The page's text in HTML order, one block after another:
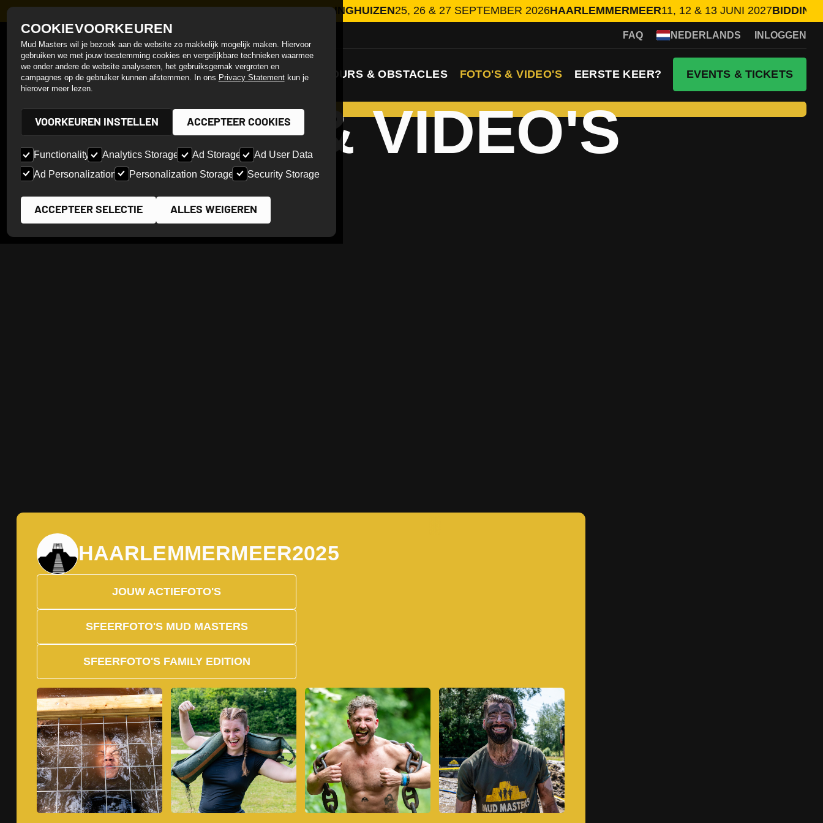
COOKIEVOORKEUREN
Mud Masters wil je bezoek aan de website zo makkelijk mogelijk maken. Hiervoor
gebruiken we met jouw toestemming cookies en vergelijkbare technieken waarmee
we onder andere de website analyseren, het gebruiksgemak vergroten en
campagnes op de gebruiker kunnen afstemmen. In ons Privacy Statementkun je
hierover meer lezen.
VOORKEUREN INSTELLEN ACCEPTEER COOKIES
Functionality Analytics Storage Ad Storage
Ad User Data
Ad Personalization
Personalization Storage Security Storage
ACCEPTEER SELECTIE ALLES WEIGEREN
NEXT: 202724, 25 & 26 SEPTEMBER 2027BIDDINGHUIZEN25, 26 & 27 SEPTEMBER 2026HAARLEMMERMEER11, 12 & 13 JUNI 2027BIDDINGHUIZEN
SINDS 2012 FAQ NEDERLANDS INLOGGEN
PARCOURS & OBSTACLES FOTO'S & VIDEO'S EERSTE KEER? EVENTS & TICKETS
FOTO'S & VIDEO'S
HAARLEMMERMEER2025
JOUW ACTIEFOTO'S
SFEERFOTO'S MUD MASTERS
SFEERFOTO'S FAMILY EDITION